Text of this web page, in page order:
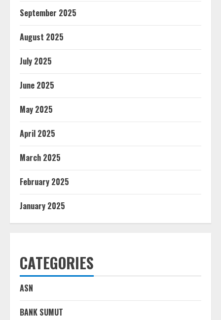
September 2025
August 2025
July 2025
June 2025
May 2025
April 2025
March 2025
February 2025
January 2025
CATEGORIES
ASN
BANK SUMUT